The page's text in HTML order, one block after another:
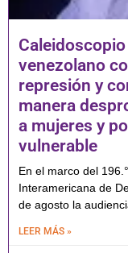
venezolano
represión y
manera
a mujeres y
vulnerable
En el marco del
Interamericana de
de agosto la
LEER MÁS »